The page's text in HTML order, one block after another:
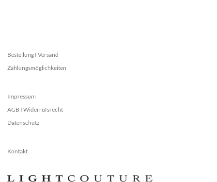
Bestellung I Versand
Zahlungsmöglichkeiten
Impressum
AGB I Widerrufsrecht
Datenschutz
Kontakt